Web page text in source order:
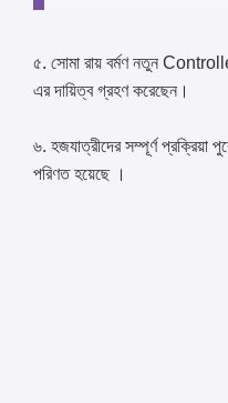
৫. সোমা রায় বর্মণ নতুন
এর দায়িত্ব গ্রহণ করেছেন।
৬. হজযাত্রীদের সম্পূর্ণ প্রক্রিয়া
পরিণত হয়েছে ।